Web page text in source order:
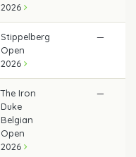
2026
Stippelberg
Open
2026
—
The Iron
Duke
Belgian
Open
2026
—